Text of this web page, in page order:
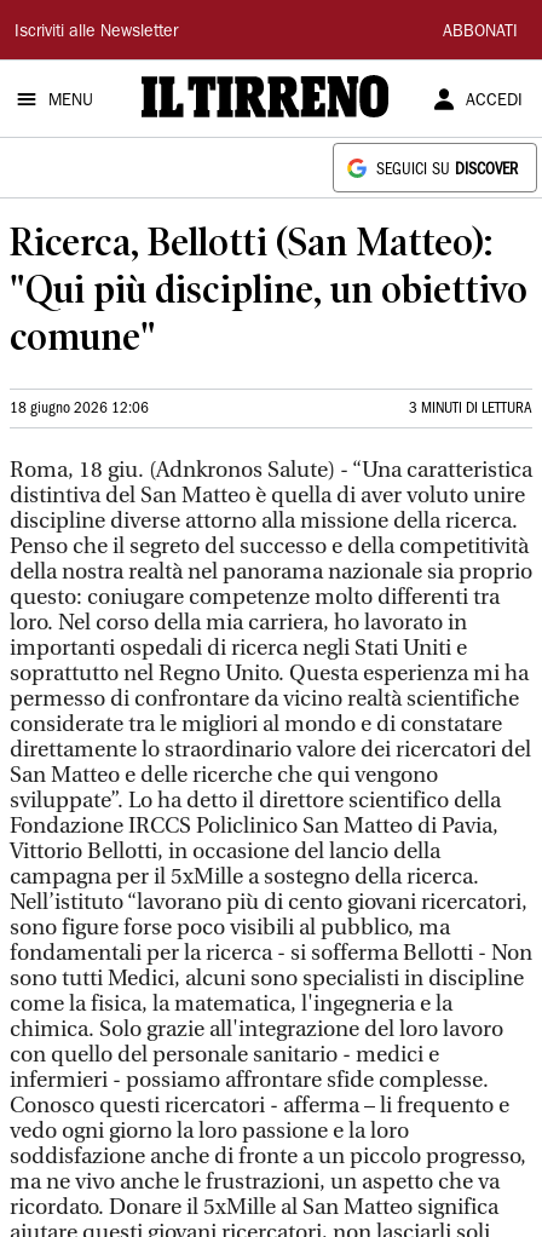
Il
Tirreno
Iscriviti alle Newsletter ABBONATI
MENU ACCEDI
SEGUICI SU DISCOVER
Ricerca, Bellotti (San Matteo):
"Qui più discipline, un obiettivo
comune"
18 giugno 2026 12:06 3 MINUTI DI LETTURA
Roma, 18 giu. (Adnkronos Salute) - “Una caratteristica
distintiva del San Matteo è quella di aver voluto unire
discipline diverse attorno alla missione della ricerca.
Penso che il segreto del successo e della competitività
della nostra realtà nel panorama nazionale sia proprio
questo: coniugare competenze molto differenti tra
loro. Nel corso della mia carriera, ho lavorato in
importanti ospedali di ricerca negli Stati Uniti e
soprattutto nel Regno Unito. Questa esperienza mi ha
permesso di confrontare da vicino realtà scientifiche
considerate tra le migliori al mondo e di constatare
direttamente lo straordinario valore dei ricercatori del
San Matteo e delle ricerche che qui vengono
sviluppate”. Lo ha detto il direttore scientifico della
Fondazione IRCCS Policlinico San Matteo di Pavia,
Vittorio Bellotti, in occasione del lancio della
campagna per il 5xMille a sostegno della ricerca.
Nell’istituto “lavorano più di cento giovani ricercatori,
sono figure forse poco visibili al pubblico, ma
fondamentali per la ricerca - si sofferma Bellotti - Non
sono tutti Medici, alcuni sono specialisti in discipline
come la fisica, la matematica, l'ingegneria e la
chimica. Solo grazie all'integrazione del loro lavoro
con quello del personale sanitario - medici e
infermieri - possiamo affrontare sfide complesse.
Conosco questi ricercatori - afferma – li frequento e
vedo ogni giorno la loro passione e la loro
soddisfazione anche di fronte a un piccolo progresso,
ma ne vivo anche le frustrazioni, un aspetto che va
ricordato. Donare il 5xMille al San Matteo significa